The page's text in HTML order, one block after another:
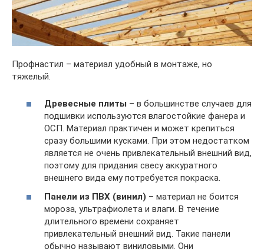
Профнастил – материал удобный в монтаже, но
тяжелый.
Древесные плиты – в большинстве случаев для
подшивки используются влагостойкие фанера и
ОСП. Материал практичен и может крепиться
сразу большими кусками. При этом недостатком
является не очень привлекательный внешний вид,
поэтому для придания свесу аккуратного
внешнего вида ему потребуется покраска.
Панели из ПВХ (винил) – материал не боится
мороза, ультрафиолета и влаги. В течение
длительного времени сохраняет
привлекательный внешний вид. Такие панели
обычно называют виниловыми. Они